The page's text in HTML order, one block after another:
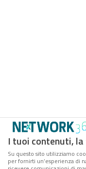
I tuoi contenuti,
Su questo sito utilizziamo
per fornirti un’esperienza di